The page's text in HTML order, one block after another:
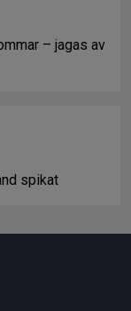
– jagas av
spikat